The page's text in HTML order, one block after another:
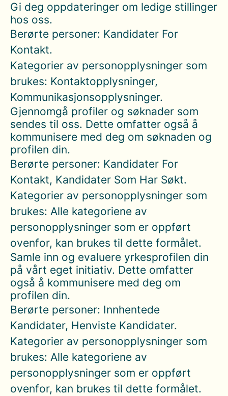
Gi deg oppdateringer om ledige stillinger
hos oss.
Berørte personer: Kandidater For
Kontakt.
Kategorier av personopplysninger som
brukes: Kontaktopplysninger,
Kommunikasjonsopplysninger.
Gjennomgå profiler og søknader som
sendes til oss. Dette omfatter også å
kommunisere med deg om søknaden og
profilen din.
Berørte personer: Kandidater For
Kontakt, Kandidater Som Har Søkt.
Kategorier av personopplysninger som
brukes: Alle kategoriene av
personopplysninger som er oppført
ovenfor, kan brukes til dette formålet.
Samle inn og evaluere yrkesprofilen din
på vårt eget initiativ. Dette omfatter
også å kommunisere med deg om
profilen din.
Berørte personer: Innhentede
Kandidater, Henviste Kandidater.
Kategorier av personopplysninger som
brukes: Alle kategoriene av
personopplysninger som er oppført
ovenfor, kan brukes til dette formålet.